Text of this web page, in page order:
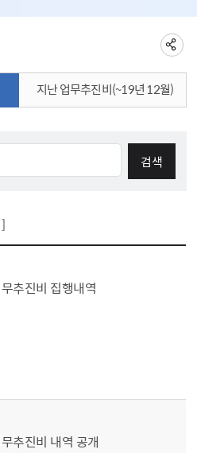
지난 업무추진비(~19년 12월)
추진비 집행내역
추진비 내역 공개